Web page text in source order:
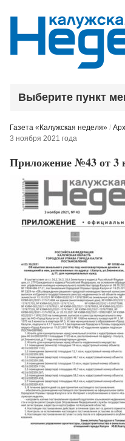
Выберите пункт
Газета «Калужская неделя» /
3 ноября 2021 года
Приложение №43 от 3